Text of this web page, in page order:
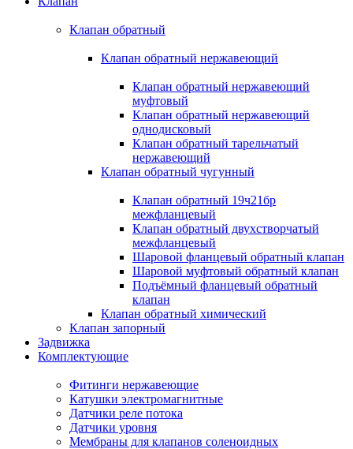
Клапан обратный
Клапан обратный нержавеющий
Клапан обратный нержавеющий
муфтовый
Клапан обратный нержавеющий
однодисковый
Клапан обратный тарельчатый
нержавеющий
Клапан обратный чугунный
Клапан обратный 19ч21бр
межфланцевый
Клапан обратный двухстворчатый
межфланцевый
Шаровой фланцевый обратный клапан
Шаровой муфтовый обратный клапан
Подъёмный фланцевый обратный
клапан
Клапан обратный химический
Клапан запорный
Задвижка
Комплектующие
Фитинги нержавеющие
Катушки электромагнитные
Датчики реле потока
Датчики уровня
Мембраны для клапанов соленоидных